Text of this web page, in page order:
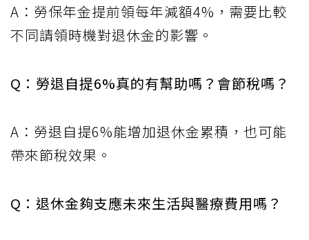
A：勞保年金提前領每年減額4%，需要比較
不同請領時機對退休金的影響。
Q：勞退自提6%真的有幫助嗎？會節稅嗎？
A：勞退自提6%能增加退休金累積，也可能
帶來節稅效果。
Q：退休金夠支應未來生活與醫療費用嗎？